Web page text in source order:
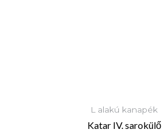
L alakú kanapék
Katar IV. sarokülő